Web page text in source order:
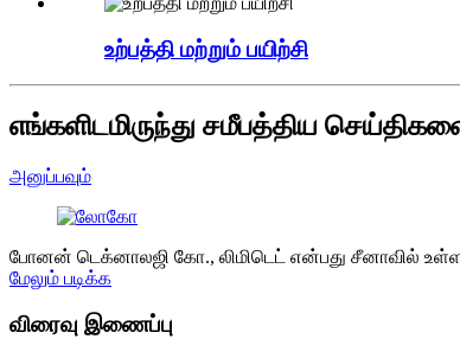
உற்பத்தி மற்றும் பயிற்சி
எங்களிடமிருந்து சமீபத்திய
அனுப்பவும்
போனன் டெக்னாலஜி கோ., லிமிடெட் என்பது சீனாவில் உள்ள
மேலும் படிக்க
விரைவு இணைப்பு